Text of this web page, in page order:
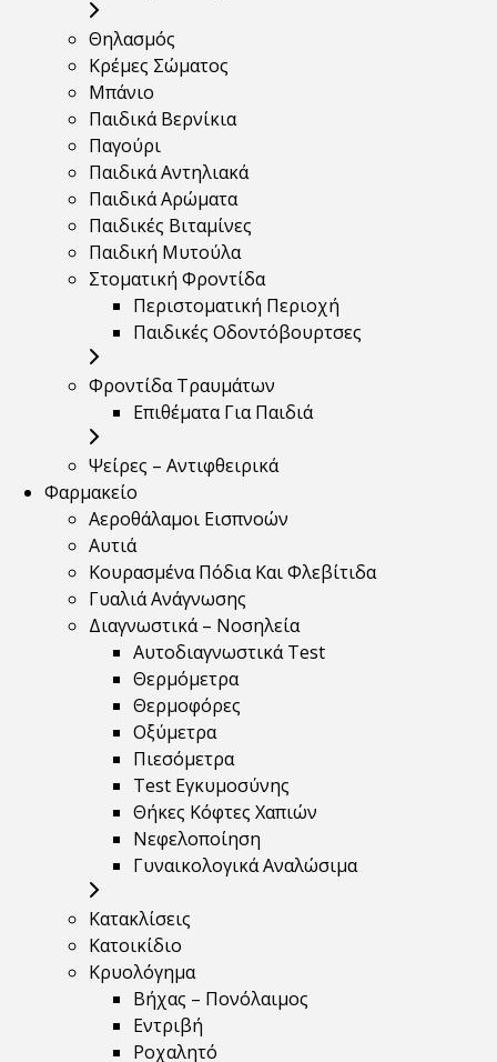
Θηλασμός
Κρέμες Σώματος
Μπάνιο
Παιδικά Βερνίκια
Παγούρι
Παιδικά Αντηλιακά
Παιδικά Αρώματα
Παιδικές Βιταμίνες
Παιδική Μυτούλα
Στοματική Φροντίδα
Περιστοματική Περιοχή
Παιδικές Οδοντόβουρτσες
Φροντίδα Τραυμάτων
Επιθέματα Για Παιδιά
Ψείρες – Αντιφθειρικά
Φαρμακείο
Αεροθάλαμοι Εισπνοών
Αυτιά
Κουρασμένα Πόδια Και Φλεβίτιδα
Γυαλιά Ανάγνωσης
Διαγνωστικά – Νοσηλεία
Αυτοδιαγνωστικά Test
Θερμόμετρα
Θερμοφόρες
Οξύμετρα
Πιεσόμετρα
Test Εγκυμοσύνης
Θήκες Κόφτες Χαπιών
Νεφελοποίηση
Γυναικολογικά Αναλώσιμα
Κατακλίσεις
Κατοικίδιο
Κρυολόγημα
Βήχας – Πονόλαιμος
Εντριβή
Ροχαλητό